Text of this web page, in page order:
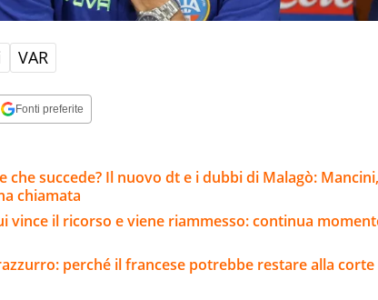
VAR
Fonti preferite
che succede? Il nuovo dt e i dubbi di Malagò: Mancini,
chiamata
vince il ricorso e viene riammesso: continua
perché il francese potrebbe restare alla corte